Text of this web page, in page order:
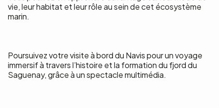
vie, leur habitat et leur rôle au sein de cet écosystème
marin.
Poursuivez votre visite à bord du Navis pour un voyage
immersif à travers l’histoire et la formation du fjord du
Saguenay, grâce à un spectacle multimédia.